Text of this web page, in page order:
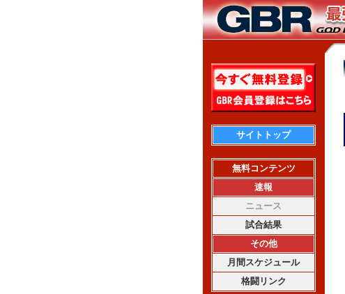
サイトトップ
無料コンテンツ
速報
ニュース
試合結果
その他
月間スケジュール
格闘リンク